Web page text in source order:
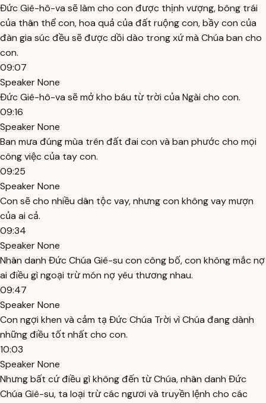
Đức Giê-hô-va sẽ làm cho con được thịnh vượng, bông trái
của thân thể con, hoa quả của đất ruộng con, bầy con của
đàn gia súc đều sẽ được dồi dào trong xứ mà Chúa ban cho
con.
09:07
Speaker None
Đức Giê-hô-va sẽ mở kho báu từ trời của Ngài cho con.
09:16
Speaker None
Ban mưa đúng mùa trên đất đai con và ban phước cho mọi
công việc của tay con.
09:25
Speaker None
Con sẽ cho nhiều dân tộc vay, nhưng con không vay mượn
của ai cả.
09:34
Speaker None
Nhân danh Đức Chúa Giê-su con công bố, con không mắc nợ
ai điều gì ngoại trừ món nợ yêu thương nhau.
09:47
Speaker None
Con ngợi khen và cảm tạ Đức Chúa Trời vì Chúa đang dành
những điều tốt nhất cho con.
10:03
Speaker None
Nhưng bất cứ điều gì không đến từ Chúa, nhân danh Đức
Chúa Giê-su, ta loại trừ các ngươi và truyền lệnh cho các